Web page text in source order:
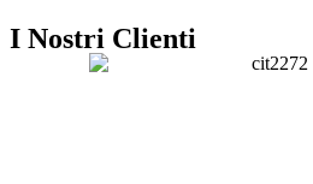
I Nostri Clienti